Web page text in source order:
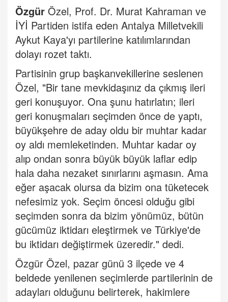
Özgür Özel, Prof. Dr. Murat Kahraman ve
İYİ Partiden istifa eden Antalya Milletvekili
Aykut Kaya'yı partilerine katılımlarından
dolayı rozet taktı.
Partisinin grup başkanvekillerine seslenen
Özel, "Bir tane mevkidaşınız da çıkmış ileri
geri konuşuyor. Ona şunu hatırlatın; ileri
geri konuşmaları seçimden önce de yaptı,
büyükşehre de aday oldu bir muhtar kadar
oy aldı memleketinden. Muhtar kadar oy
alıp ondan sonra büyük büyük laflar edip
hala daha nezaket sınırlarını aşmasın. Ama
eğer aşacak olursa da bizim ona tüketecek
nefesimiz yok. Seçim öncesi olduğu gibi
seçimden sonra da bizim yönümüz, bütün
gücümüz iktidarı eleştirmek ve Türkiye'de
bu iktidarı değiştirmek üzeredir." dedi.
Özgür Özel, pazar günü 3 ilçede ve 4
beldede yenilenen seçimlerde partilerinin de
adayları olduğunu belirterek, hakimlere